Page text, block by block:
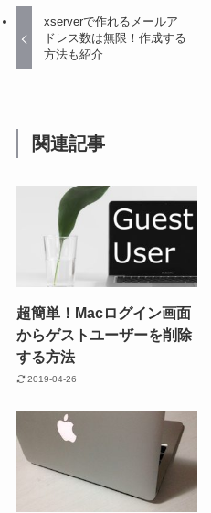
xserverで作れるメールア
ドレス数は無限！作成する
方法も紹介
関連記事
超簡単！Macログイン画面
からゲストユーザーを削除
する方法
2019-04-26